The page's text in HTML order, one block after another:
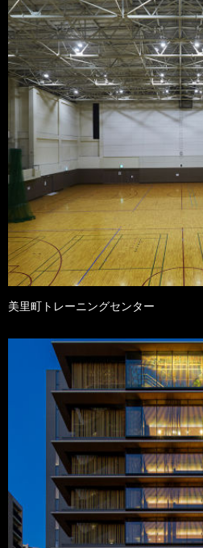
美里町トレーニングセンター